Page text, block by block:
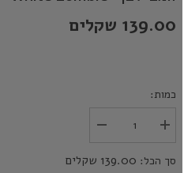
139.00 שקלים
כמות:
הכמות
עבור
הגדל
עבור
סך הכל: 139.00 שקלים